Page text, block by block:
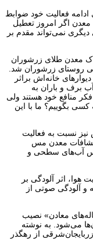
ادامه فعالیت خود ضوابط
اگر امروز تعطیل
نمی‌تواند مقدم بر
معدن طلای زرشوران
روستای زرشوران شد.
خانه‌اش براثر
برف و باران به
منافع خود هستند ولی
بگوییم؟ ما با این
نسبت به فعالیت
معدن مس
مس آب‌های سطحی و
هوا، اثر آلودگی بر
آلودگی صوتی از
معادن» نصیب
می‌شود. به نوشته
از رهگذر